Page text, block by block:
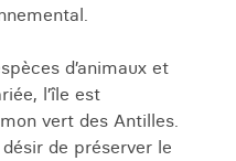
mélange fascinant
villes comme la
Santiago de Cuba
espagnol, avec
arcades élégantes.
d’animaux et
l’île est
vert des Antilles.
de préserver le